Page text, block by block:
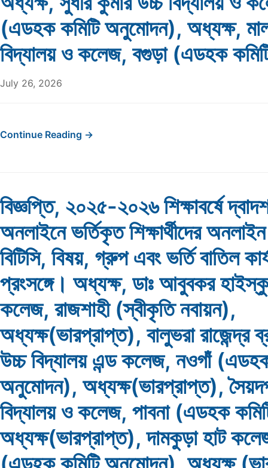
(এডহক কমিটি অনুমোদন), অধ্যক্ষ,
বিদ্যালয় ও কলেজ, বগুড়া (এডহক
July 26, 2026
Continue Reading →
বিজ্ঞপ্তি, ২০২৫-২০২৬ শিক্ষাবর্ষে
অনলাইনে ভর্তিকৃত শিক্ষার্থীদের
বিটিসি, বিষয়, গ্রুপ এবং ভর্তি বাতিল
প্রংসঙ্গে। অধ্যক্ষ, ডাঃ আবুবকর
কলেজ, রাজশাহী (স্বীকৃতি নবায়ন),
অধ্যক্ষ(ভারপ্রাপ্ত), বালুভরা রাজেন্দ্র
উচ্চ বিদ্যালয় এন্ড কলেজ, নওগাঁ
অনুমোদন), অধ্যক্ষ(ভারপ্রাপ্ত),
বিদ্যালয় ও কলেজ, পাবনা (এডহক
অধ্যক্ষ(ভারপ্রাপ্ত), দামকুড়া হাট